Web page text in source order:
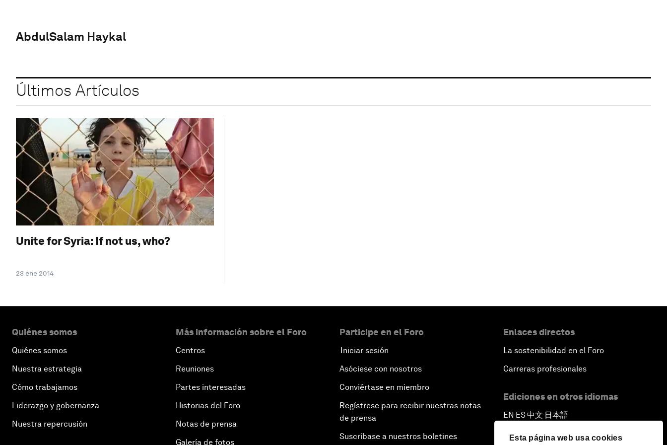
Esta página web usa cookies
AbdulSalam Haykal
Últimos Artículos
Unite for Syria: If not us, who?
23 ene 2014
Quiénes somos
Quiénes somos
Nuestra estrategia
Cómo trabajamos
Liderazgo y gobernanza
Nuestra repercusión
Más información sobre el Foro
Centros
Reuniones
Partes interesadas
Historias del Foro
Notas de prensa
Galería de fotos
Participe en el Foro
Iniciar sesión
Asóciese con nosotros
Conviértase en miembro
Regístrese para recibir nuestras notas
de prensa
Suscríbase a nuestros boletines
Enlaces directos
La sostenibilidad en el Foro
Carreras profesionales
Ediciones en otros idiomas
EN ▪ES▪中文▪ 日本語